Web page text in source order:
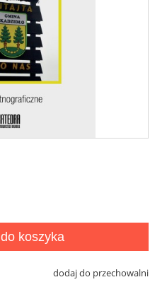
do koszyka
dodaj do przechowalni